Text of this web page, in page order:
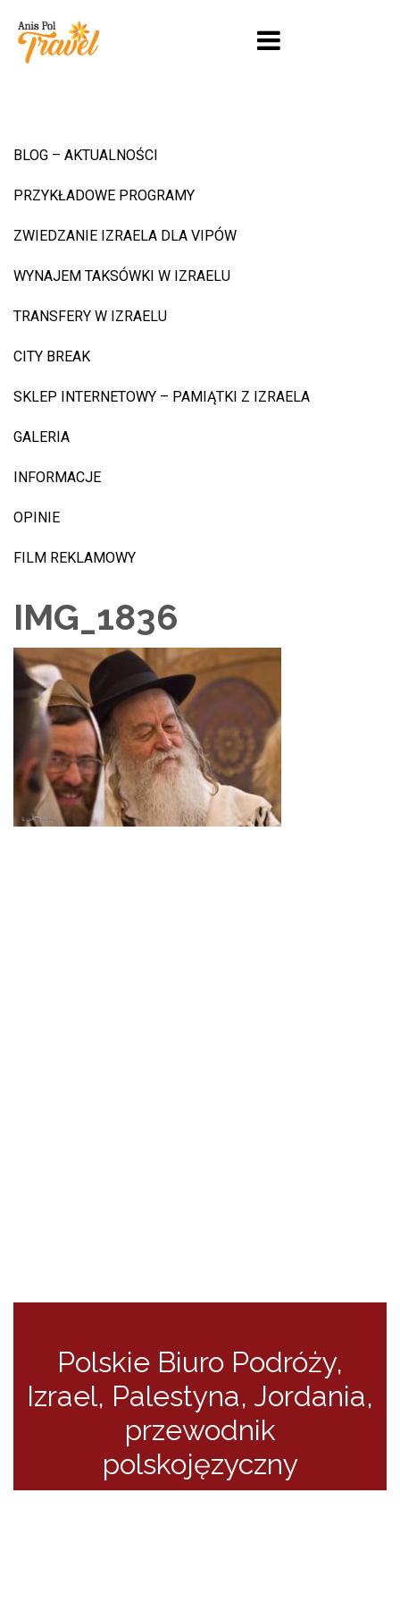
BLOG – AKTUALNOŚCI
PRZYKŁADOWE PROGRAMY
ZWIEDZANIE IZRAELA DLA VIPÓW
WYNAJEM TAKSÓWKI W IZRAELU
TRANSFERY W IZRAELU
CITY BREAK
SKLEP INTERNETOWY – PAMIĄTKI Z IZRAELA
GALERIA
INFORMACJE
OPINIE
FILM REKLAMOWY
IMG_1836
Polskie Biuro Podróży,
Izrael, Palestyna, Jordania,
przewodnik
polskojęzyczny